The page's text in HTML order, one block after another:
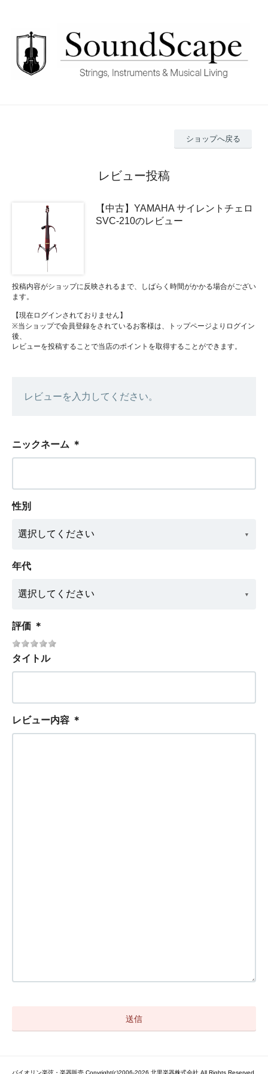
ショップへ戻る
レビュー投稿
【中古】YAMAHA サイレントチェロ
SVC-210のレビュー
投稿内容がショップに反映されるまで、しばらく時間がかかる場合がござい
ます。
【現在ログインされておりません】
※当ショップで会員登録をされているお客様は、トップページよりログイン
後、
レビューを投稿することで当店のポイントを取得することができます。
レビューを入力してください。
ニックネーム ＊
性別
年代
評価 ＊
タイトル
レビュー内容 ＊
バイオリン楽弦・楽器販売 Copyright(c)2006-2026 北里楽器株式会社 All Rights Reserved.